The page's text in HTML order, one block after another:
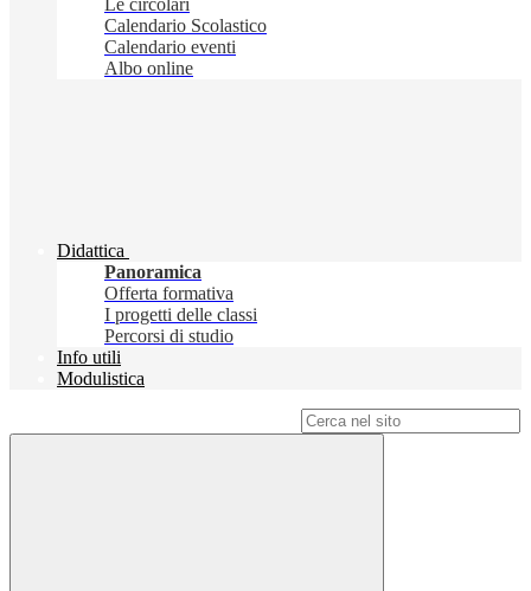
Le circolari
Calendario Scolastico
Calendario eventi
Albo online
Didattica
Panoramica
Offerta formativa
I progetti delle classi
Percorsi di studio
Info utili
Modulistica